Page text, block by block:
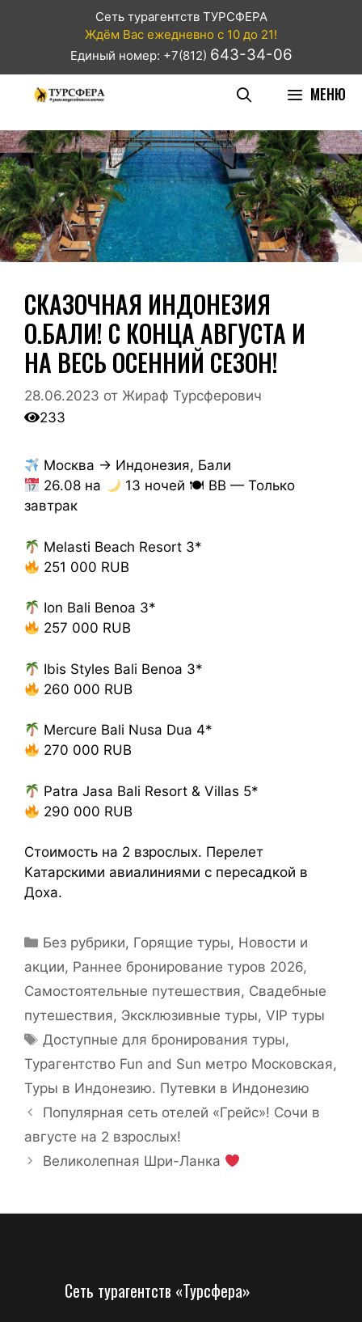
Сеть турагентств ТУРСФЕРА
Ждём Вас ежедневно с 10 до 21!
Единый номер: +7(812) 643-34-06
МЕНЮ
СКАЗОЧНАЯ ИНДОНЕЗИЯ
О.БАЛИ! С КОНЦА АВГУСТА И
НА ВЕСЬ ОСЕННИЙ СЕЗОН!
28.06.2023 от Жираф Турсферович
233
Москва → Индонезия, Бали
26.08 на
13 ночей 🍽 BB — Только
завтрак
Melasti Beach Resort 3*
251 000 RUB
Ion Bali Benoa 3*
257 000 RUB
Ibis Styles Bali Benoa 3*
260 000 RUB
Mercure Bali Nusa Dua 4*
270 000 RUB
Patra Jasa Bali Resort & Villas 5*
290 000 RUB
Стоимость на 2 взрослых. Перелет
Катарскими авиалиниями с пересадкой в
Доха.
Без рубрики, Горящие туры, Новости и
акции, Раннее бронирование туров 2026,
Самостоятельные путешествия, Свадебные
путешествия, Эксклюзивные туры, VIP туры
Доступные для бронирования туры,
Турагентство Fun and Sun метро Московская,
Туры в Индонезию. Путевки в Индонезию
Популярная сеть отелей «Грейс»! Сочи в
августе на 2 взрослых!
Великолепная Шри-Ланка
Сеть турагентств «Турсфера»